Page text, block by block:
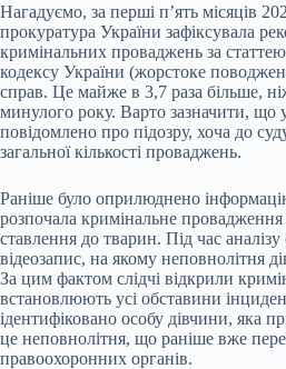
Нагадуємо, за перші п’ять місяців
прокуратура України зафіксувала
кримінальних проваджень за
кодексу України (жорстоке
справ. Це майже в 3,7 раза більше,
минулого року. Варто зазначити, що
повідомлено про підозру, хоча до
загальної кількості проваджень.
Раніше було оприлюднено
розпочала кримінальне
ставлення до тварин. Під час
відеозапис, на якому неповнолітня
За цим фактом слідчі відкрили
встановлюють усі обставини
ідентифіковано особу дівчини, яка
це неповнолітня, що раніше вже
правоохоронних органів.